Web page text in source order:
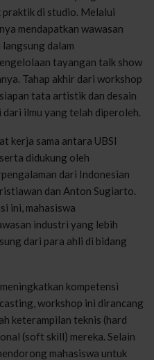
praktik di studio. Melalui
mendapatkan wawasan
dalam
tayangan talk show
Tahap akhir dari workshop
tata artistik dan desain
ilmu yang telah diperoleh.
kerja sama antara UBSI
didukung oleh
dari Indonesian
dan Anton Sugiarto.
ini, mahasiswa
industri yang lebih
dari para ahli di bidang
kompetensi
workshop ini dirancang
keterampilan teknis (hard
(soft skill) mereka. Selain
mahasiswa untuk